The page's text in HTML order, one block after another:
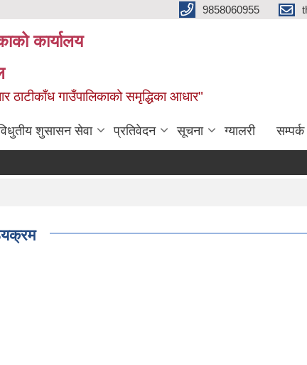
9858060955
कार्यालय
ठाटीकाँध गाउँपालिकाको समृद्धिका आधार"
शुसासन सेवा प्रतिवेदन सूचना ग्यालरी सम्पर्क